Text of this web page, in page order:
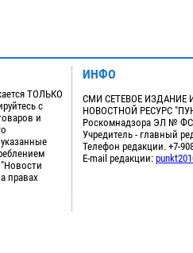
ТОЛЬКО
с
и
правах
ИНФО
СМИ СЕТЕВОЕ
НОВОСТНОЙ РЕСУРС
Роскомнадзора ЭЛ № ФС
Учредитель - главный
Телефон редакции. +7-
E-mail редакции: